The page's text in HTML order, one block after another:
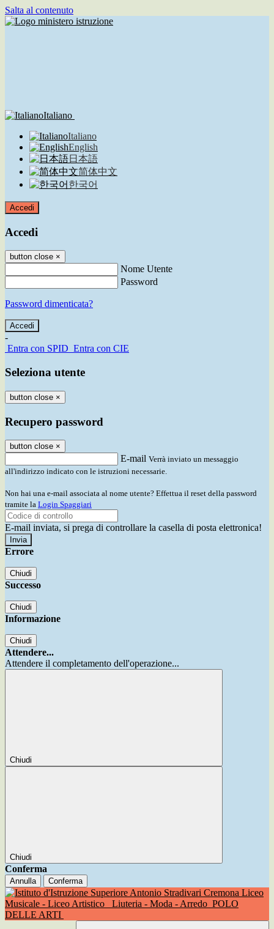
Salta al contenuto
Italiano
Italiano
English
日本語
简体中文
한국어
Accedi
Accedi
button close ×
Nome Utente
Password
Password dimenticata?
-
Entra con SPID Entra con CIE
Seleziona utente
button close ×
Recupero password
button close ×
E-mail Verrà inviato un messaggio
all'indirizzo indicato con le istruzioni necessarie.
Non hai una e-mail associata al nome utente? Effettua il reset della password
tramite la Login Spaggiari
E-mail inviata, si prega di controllare la casella di posta elettronica!
Errore
Chiudi
Successo
Chiudi
Informazione
Chiudi
Attendere...
Attendere il completamento dell'operazione...
Chiudi
Chiudi
Conferma
Annulla Conferma
Liceo
Musicale - Liceo Artistico
Liuteria - Moda - Arredo POLO
DELLE ARTI